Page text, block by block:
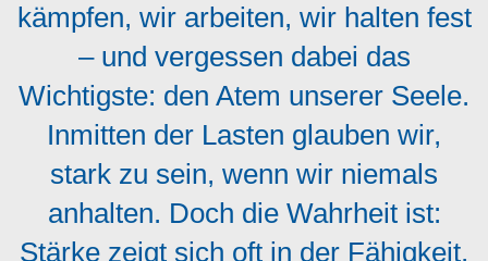
kämpfen, wir arbeiten, wir halten fest
– und vergessen dabei das
Wichtigste: den Atem unserer Seele.
Inmitten der Lasten glauben wir,
stark zu sein, wenn wir niemals
anhalten. Doch die Wahrheit ist:
Stärke zeigt sich oft in der Fähigkeit,